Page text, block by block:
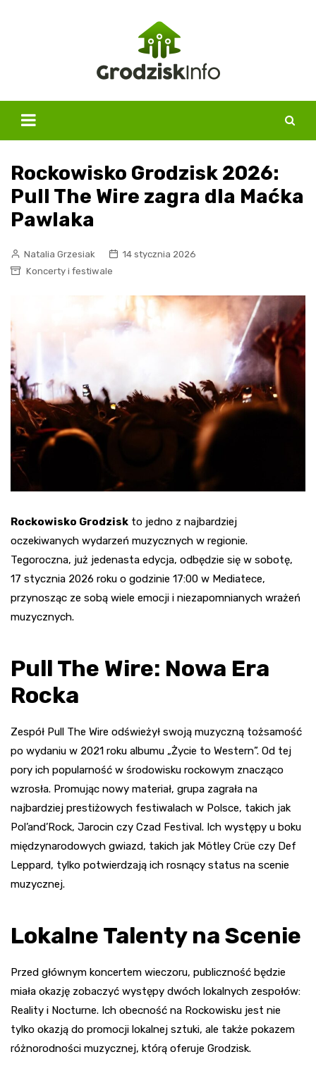
Rockowisko Grodzisk 2026:
Pull The Wire zagra dla Maćka
Pawlaka
Natalia Grzesiak
14 stycznia 2026
Koncerty i festiwale
Rockowisko Grodzisk to jedno z najbardziej
oczekiwanych wydarzeń muzycznych w regionie.
Tegoroczna, już jedenasta edycja, odbędzie się w sobotę,
17 stycznia 2026 roku o godzinie 17:00 w Mediatece,
przynosząc ze sobą wiele emocji i niezapomnianych wrażeń
muzycznych.
Pull The Wire: Nowa Era
Rocka
Zespół Pull The Wire odświeżył swoją muzyczną tożsamość
po wydaniu w 2021 roku albumu „Życie to Western”. Od tej
pory ich popularność w środowisku rockowym znacząco
wzrosła. Promując nowy materiał, grupa zagrała na
najbardziej prestiżowych festiwalach w Polsce, takich jak
Pol’and’Rock, Jarocin czy Czad Festival. Ich występy u boku
międzynarodowych gwiazd, takich jak Mötley Crüe czy Def
Leppard, tylko potwierdzają ich rosnący status na scenie
muzycznej.
Lokalne Talenty na Scenie
Przed głównym koncertem wieczoru, publiczność będzie
miała okazję zobaczyć występy dwóch lokalnych zespołów:
Reality i Nocturne. Ich obecność na Rockowisku jest nie
tylko okazją do promocji lokalnej sztuki, ale także pokazem
różnorodności muzycznej, którą oferuje Grodzisk.